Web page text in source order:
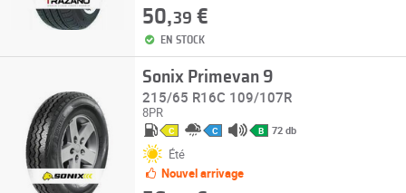
50,39 €
EN STOCK
Sonix Primevan 9
215/65 R16C 109/107R
8PR
C C B 72 db
Été
Nouvel arrivage